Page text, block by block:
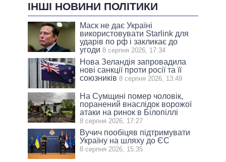
ІНШІ НОВИНИ ПОЛІТИКИ
Маск не дає Україні
використовувати Starlink для
ударів по рф і закликає до
угоди 8 серпня 2026, 17:34
Нова Зеландія запровадила
нові санкції проти росії та її
союзників 8 серпня 2026, 13:49
На Сумщині помер чоловік,
поранений внаслідок ворожої
атаки на ринок в Білопіллі
8 серпня 2026, 17:27
Вучич пообіцяв підтримувати
Україну на шляху до ЄС
8 серпня 2026, 15:35